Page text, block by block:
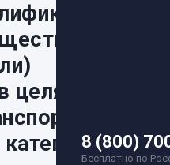
8 (800)
Бесплатно по